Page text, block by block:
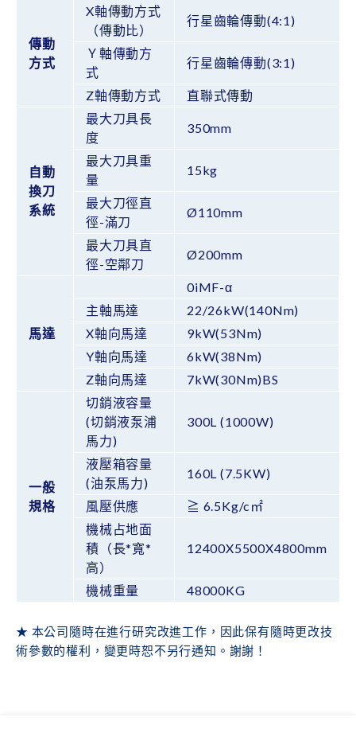
傳動
方式
X軸傳動方式
（傳動比）
行星齒輪傳動(4:1)
Ｙ軸傳動方
式
行星齒輪傳動(3:1)
Z軸傳動方式 直聯式傳動
自動
換刀
系統
最大刀具長
度
350mm
最大刀具重
量
15kg
最大刀徑直
徑-滿刀
Ø110mm
最大刀具直
徑-空鄰刀
Ø200mm
馬達
0iMF-α
主軸馬達
22/26kW(140Nm)
X軸向馬達
9kW(53Nm)
Y軸向馬達
6kW(38Nm)
Z軸向馬達
7kW(30Nm)BS
一般
規格
切銷液容量
(切銷液泵浦
馬力)
300L (1000W)
液壓箱容量
(油泵馬力)
160L (7.5KW)
風壓供應
≧ 6.5Kg/c㎡
機械占地面
積（長*寬*
高）
12400X5500X4800mm
機械重量 48000KG
★ 本公司隨時在進行研究改進工作，因此保有隨時更改技
術參數的權利，變更時恕不另行通知。謝謝！